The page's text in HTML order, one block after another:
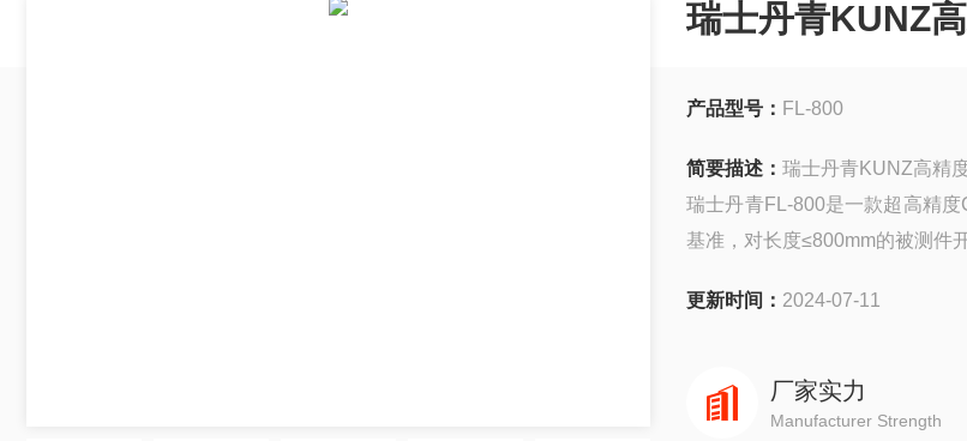
瑞士丹青KUNZ
产品型号： FL-800
简要描述： 瑞士丹青KUNZ高精
瑞士丹青FL-800是一款超高精
基准，对长度≤800mm的被测件
组成。
更新时间： 2024-07-11
厂家实力
Manufacturer Strength